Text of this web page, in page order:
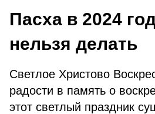
Пасха в 2024
нельзя делать
Светлое Христово
радости в память о
этот светлый праздник